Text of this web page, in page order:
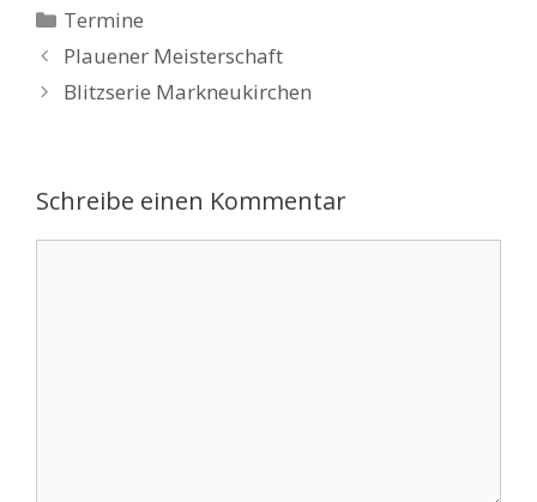
Kategorien
Termine
Plauener Meisterschaft
Blitzserie Markneukirchen
Schreibe einen Kommentar